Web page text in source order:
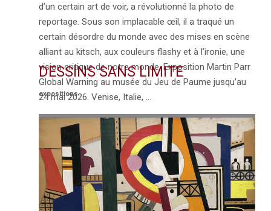
d’un certain art de voir, a révolutionné la photo de
reportage. Sous son implacable œil, il a traqué un
certain désordre du monde avec des mises en scène
alliant au kitsch, aux couleurs flashy et à l’ironie, une
vision critique de notre monde. Exposition Martin Parr
Global Warning au musée du Jeu de Paume jusqu’au
24 mai 2026. Venise, Italie, …
VOIR L'ARTICLE →
DESSINS SANS LIMITE
expositions